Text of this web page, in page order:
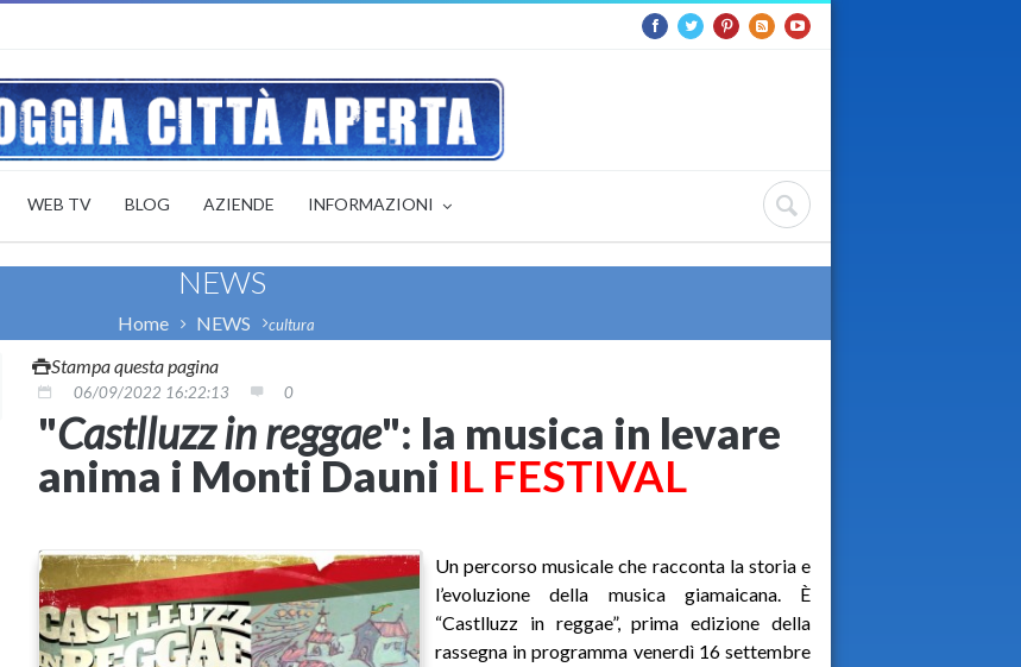
WEB TV BLOG AZIENDE INFORMAZIONI
NEWS
Home NEWS cultura
Stampa questa pagina
06/09/2022 16:22:13 0
"Castlluzz in reggae": la musica in levare
anima i Monti Dauni IL FESTIVAL
Un percorso musicale che racconta la storia e
l’evoluzione della musica giamaicana. È
“Castlluzz in reggae”, prima edizione della
rassegna in programma venerdì 16 settembre